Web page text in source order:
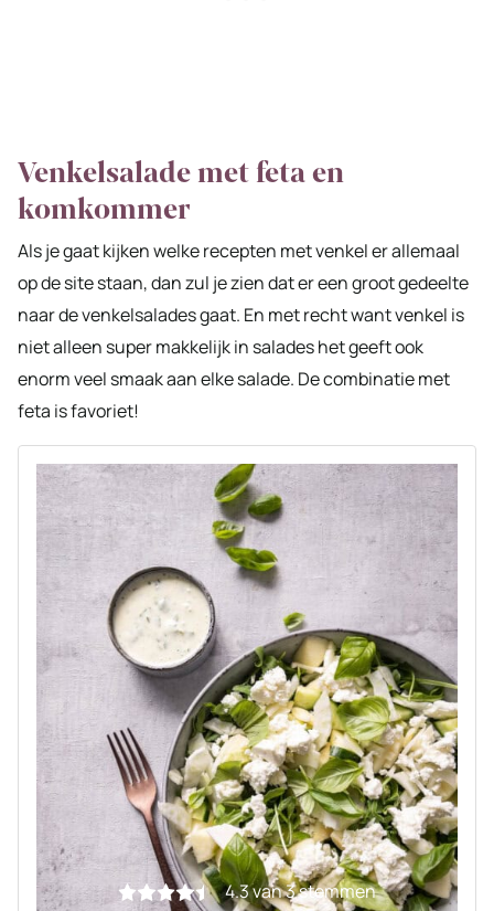
Venkelsalade met feta en
komkommer
Als je gaat kijken welke recepten met venkel er allemaal
op de site staan, dan zul je zien dat er een groot gedeelte
naar de venkelsalades gaat. En met recht want venkel is
niet alleen super makkelijk in salades het geeft ook
enorm veel smaak aan elke salade. De combinatie met
feta is favoriet!
4.3van3stemmen